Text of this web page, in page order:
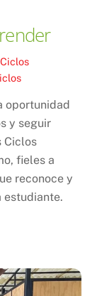
oportunidad
y seguir
Ciclos
fieles a
reconoce y
estudiante.